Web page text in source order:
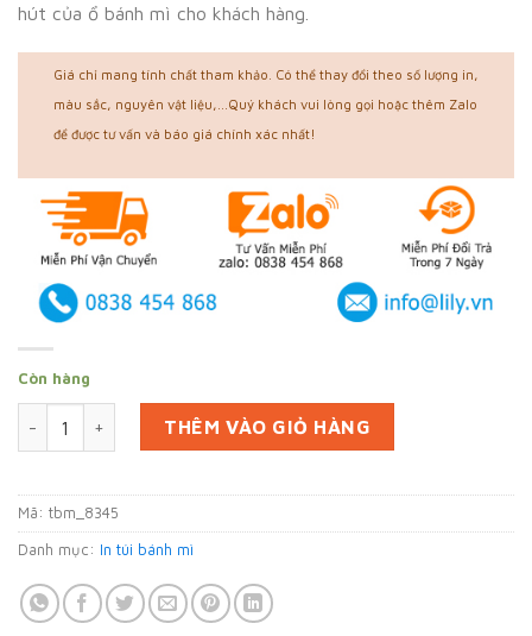
hút của ổ bánh mì cho khách hàng.
Giá chỉ mang tính chất tham khảo. Có thể thay đổi theo số lượng in,
màu sắc, nguyên vật liệu,...Quý khách vui lòng gọi hoặc thêm Zalo
để được tư vấn và báo giá chính xác nhất!
Còn hàng
In 20000 bao gói bánh mì tại Hậu Giang (mã tbm_8345)
THÊM VÀO GIỎ HÀNG
Mã: tbm_8345
Danh mục: In túi bánh mì